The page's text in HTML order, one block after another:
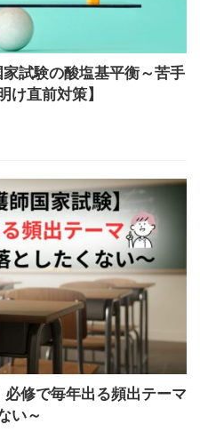
家試験の酸塩基平衡～苦手
け直前対策】
必修で毎年出る頻出テーマ
い～